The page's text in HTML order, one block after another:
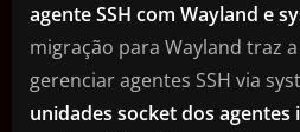
agente SSH com Wayland e
migração para Wayland traz
gerenciar agentes SSH via
unidades socket dos agentes